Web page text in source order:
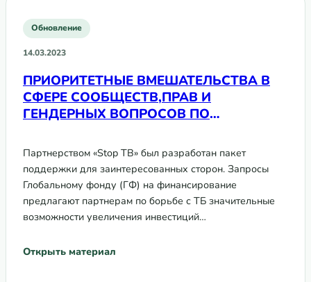
Обновление
14.03.2023
ПРИОРИТЕТНЫЕ ВМЕШАТЕЛЬСТВА В
СФЕРЕ СООБЩЕСТВ,ПРАВ И
ГЕНДЕРНЫХ ВОПРОСОВ ПО
ЗАЯВКАХ ГЛОБАЛЬНОМУ ФОНДУ НА
2023-2025 ГГ.
Партнерством «Stop TB» был разработан пакет
поддержки для заинтересованных сторон. Запросы
Глобальному фонду (ГФ) на финансирование
предлагают партнерам по борьбе с ТБ значительные
возможности увеличения инвестиций…
Открыть материал